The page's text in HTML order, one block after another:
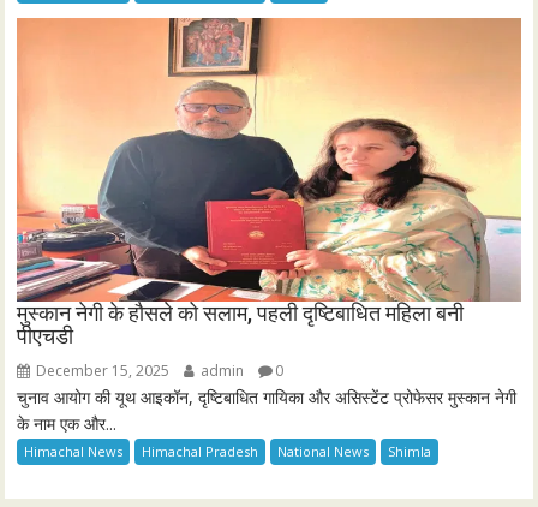
मुस्कान नेगी के हौसले को सलाम, पहली दृष्टिबाधित महिला बनी
पीएचडी
December 15, 2025 admin 0
चुनाव आयोग की यूथ आइकॉन, दृष्टिबाधित गायिका और असिस्टेंट प्रोफेसर मुस्कान नेगी
के नाम एक और...
Himachal News Himachal Pradesh National News Shimla